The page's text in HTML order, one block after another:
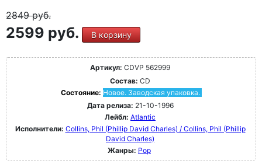
2849руб.
2599 руб. В корзину
Артикул: CDVP 562999
Состав: CD
Состояние: Новое. Заводская упаковка.
Дата релиза: 21-10-1996
Лейбл: Atlantic
Исполнители: Collins, Phil (Phillip David Charles) / Collins, Phil (Phillip
David Charles)
Жанры: Pop